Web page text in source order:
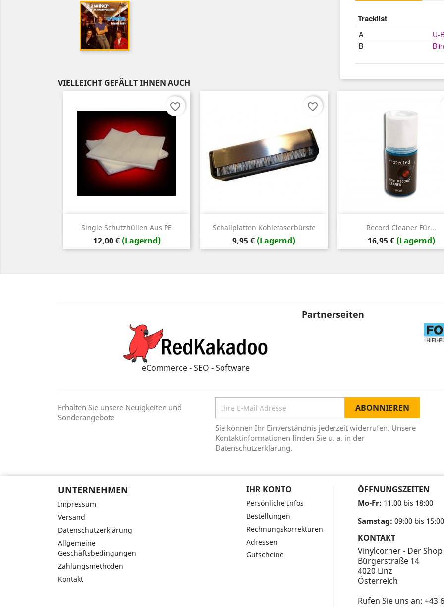
Tracklist
A
U-
B
VIELLEICHT GEFÄLLT IHNEN AUCH
Single Schutzhüllen Aus PE
Preis
12,00 € (Lagernd)
Vorschau
favorite_border
Schallplatten Kohlefaserbürste
Preis
9,95 € (Lagernd)
Vorschau
favorite_border
Record Cleaner Für...
Preis
16,95 € (Lagernd)
Vorschau
Partnerseiten
eCommerce - SEO - Software
Erhalten Sie unsere Neuigkeiten und
Sonderangebote
Sie können Ihr Einverständnis jederzeit widerrufen. Unsere
Kontaktinformationen finden Sie u. a. in der
Datenschutzerklärung.
UNTERNEHMEN
Impressum
Versand
Datenschutzerklärung
Allgemeine
Geschäftsbedingungen
Zahlungsmethoden
Kontakt
IHR KONTO
Persönliche Infos
Bestellungen
Rechnungskorrekturen
Adressen
Gutscheine
ÖFFNUNGSZEITEN
Mo-Fr: 11.00 bis 18:00
Samstag: 09:00 bis 15:00
KONTAKT
Vinylcorner - Der
Bürgerstraße 14
4020 Linz
Österreich
Rufen Sie uns an: +43